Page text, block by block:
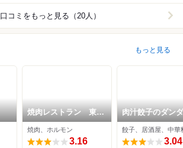
口コミをもっと見る（20人）
もっと見る
焼肉レストラン 東天
閣 南加瀬店
焼肉、ホルモン
3.16
肉汁餃子のダン
新川崎店
餃子、居酒屋、中華
3.04